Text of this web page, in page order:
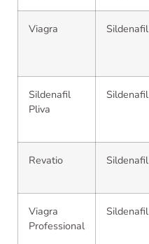
Viagra Sildenafil
Sildenafil
Pliva
Sildenafil
Revatio Sildenafil
Viagra
Professional
Sildenafil